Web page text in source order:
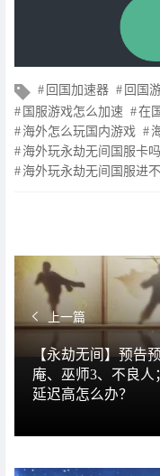
文
章
标
签
回国加速器 回国
国服游戏怎么加速
在
海外怎么玩国内游戏
海外玩永劫无间国服卡吗
海外玩永劫无间国服进
上一篇
【永劫无间】预告
庵、巫师3、不良人
延迟高怎么办？